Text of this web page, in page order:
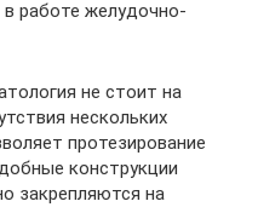
работе желудочно-
не стоит на
нескольких
протезирование
конструкции
закрепляются на